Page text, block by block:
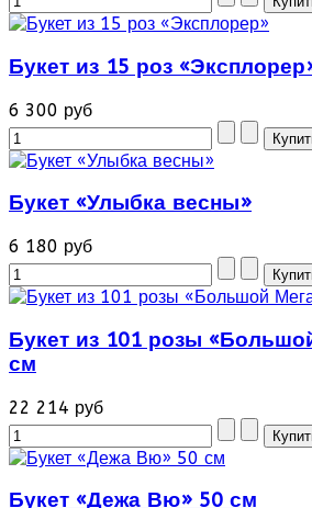
Букет из 15 роз
6 300 руб
Букет «Улыбка весны»
6 180 руб
Букет из 101 розы
см
22 214 руб
Букет «Дежа Вю» 50 см